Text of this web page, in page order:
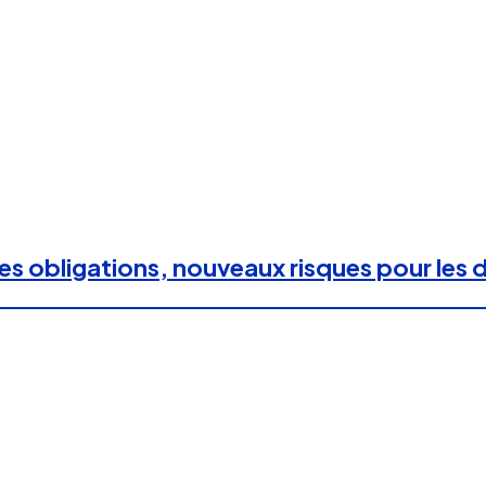
obligations, nouveaux risques pour les